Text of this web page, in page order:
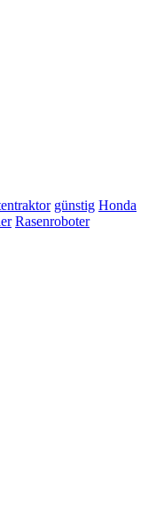
günstig Honda
Rasenroboter